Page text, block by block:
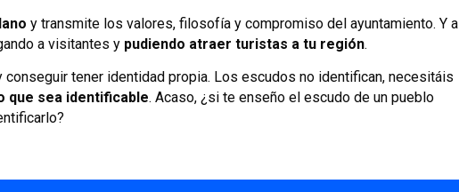
y transmite los valores, filosofía y compromiso del ayuntamiento. Y a
a visitantes y pudiendo atraer turistas a tu región.
conseguir tener identidad propia. Los escudos no identifican, necesitáis
que sea identificable. Acaso, ¿si te enseño el escudo de un pueblo